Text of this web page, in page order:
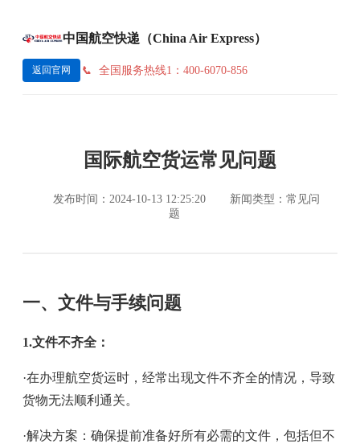
中国航空快递（China Air Express）
返回官网 全国服务热线1：400-6070-856
国际航空货运常见问题
发布时间：2024-10-13 12:25:20
新闻类型：常见问
题
一、文件与手续问题
1.文件不齐全：
·在办理航空货运时，经常出现文件不齐全的情况，导致
货物无法顺利通关。
·解决方案：确保提前准备好所有必需的文件，包括但不